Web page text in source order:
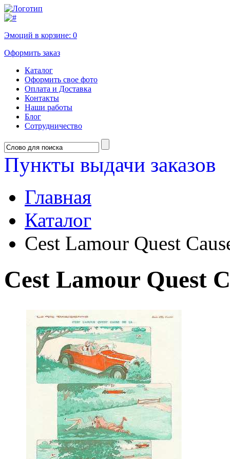
Эмоций в корзине: 0
Оформить заказ
Каталог
Оформить свое фото
Оплата и Доставка
Контакты
Наши работы
Блог
Сотрудничество
Пункты выдачи заказов
Главная
Каталог
Cest Lamour Quest
Cest Lamour Quest